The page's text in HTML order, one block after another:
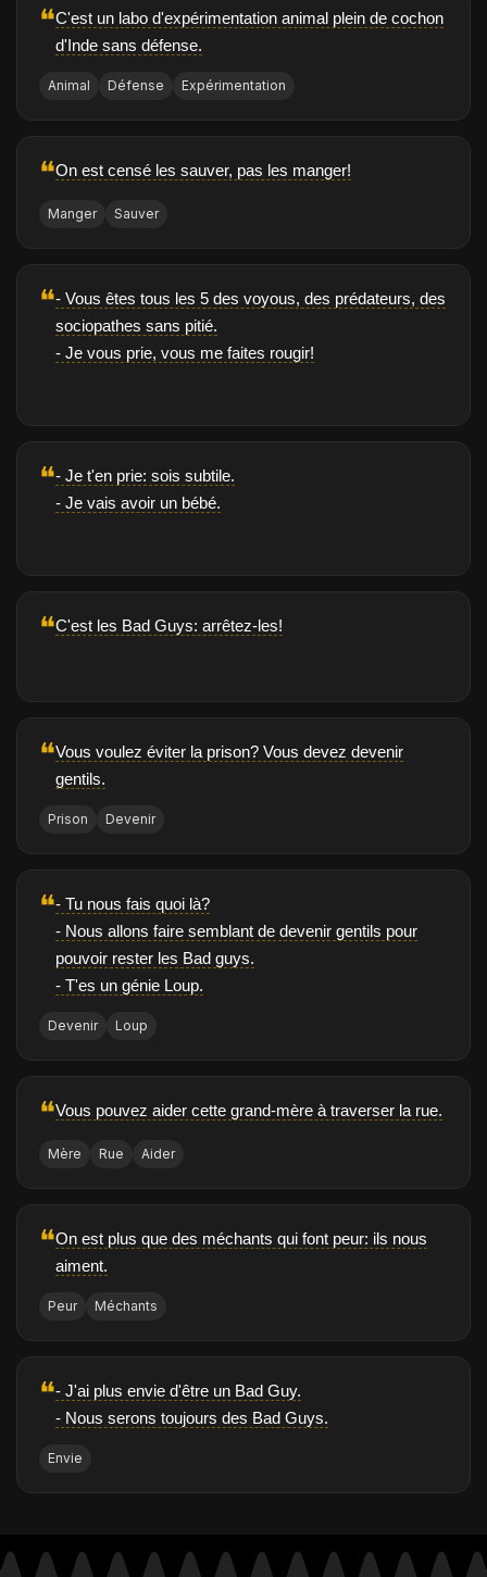
❝C'est un labo d'expérimentation animal plein de cochon
d'Inde sans défense.
Animal Défense Expérimentation
❝On est censé les sauver, pas les manger!
Manger Sauver
❝- Vous êtes tous les 5 des voyous, des prédateurs, des
sociopathes sans pitié.
- Je vous prie, vous me faites rougir!
❝- Je t'en prie: sois subtile.
- Je vais avoir un bébé.
❝C'est les Bad Guys: arrêtez-les!
❝Vous voulez éviter la prison? Vous devez devenir
gentils.
Prison Devenir
❝- Tu nous fais quoi là?
- Nous allons faire semblant de devenir gentils pour
pouvoir rester les Bad guys.
- T'es un génie Loup.
Devenir Loup
❝Vous pouvez aider cette grand-mère à traverser la rue.
Mère Rue Aider
❝On est plus que des méchants qui font peur: ils nous
aiment.
Peur Méchants
❝- J'ai plus envie d'être un Bad Guy.
- Nous serons toujours des Bad Guys.
Envie